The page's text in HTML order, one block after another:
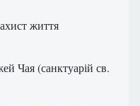
життя
Чая (санктуарій св.